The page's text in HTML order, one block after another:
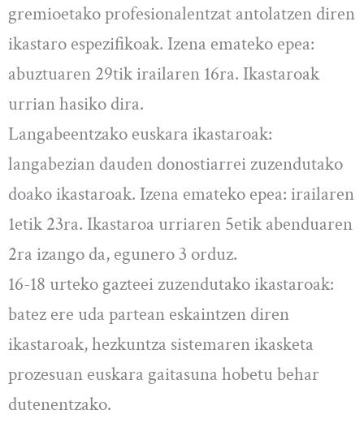
gremioetako profesionalentzat antolatzen diren
ikastaro espezifikoak. Izena emateko epea:
abuztuaren 29tik irailaren 16ra. Ikastaroak
urrian hasiko dira.
Langabeentzako euskara ikastaroak:
langabezian dauden donostiarrei zuzendutako
doako ikastaroak. Izena emateko epea: irailaren
1etik 23ra. Ikastaroa urriaren 5etik abenduaren
2ra izango da, egunero 3 orduz.
16-18 urteko gazteei zuzendutako ikastaroak:
batez ere uda partean eskaintzen diren
ikastaroak, hezkuntza sistemaren ikasketa
prozesuan euskara gaitasuna hobetu behar
dutenentzako.